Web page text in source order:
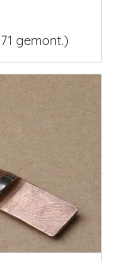
gemont.)